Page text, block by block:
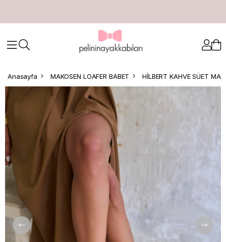
Anasayfa MAKOSEN LOAFER BABET HİLBERT KAHVE SÜET